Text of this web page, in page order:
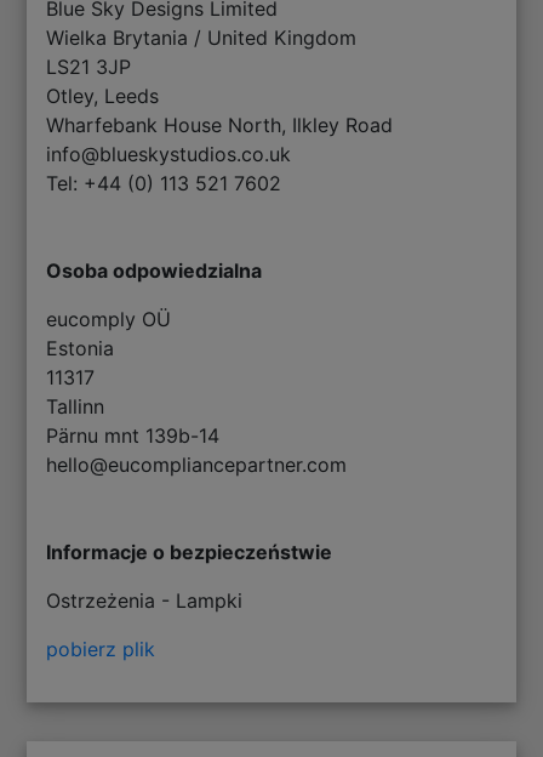
Blue Sky Designs Limited
Wielka Brytania / United Kingdom
LS21 3JP
Otley, Leeds
Wharfebank House North, Ilkley Road
info@blueskystudios.co.uk
Tel: +44 (0) 113 521 7602
Osoba odpowiedzialna
eucomply OÜ
Estonia
11317
Tallinn
Pärnu mnt 139b-14
hello@eucompliancepartner.com
Informacje o bezpieczeństwie
Ostrzeżenia - Lampki
pobierz plik